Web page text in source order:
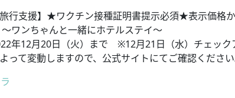
行支援】★ワクチン接種証明書提示必須★表示価格か
ワンちゃんと一緒にホテルステイ～
年12月20日（火）まで ※12月21日（水）チェック
って変動しますので、公式サイトにてご確認ください